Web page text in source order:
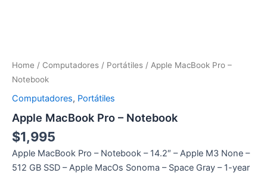
Home / Computadores / Portátiles / Apple MacBook Pro –
Notebook
Computadores, Portátiles
Apple MacBook Pro – Notebook
$1,995
Apple MacBook Pro – Notebook – 14.2″ – Apple M3 None –
512 GB SSD – Apple MacOs Sonoma – Space Gray – 1-year